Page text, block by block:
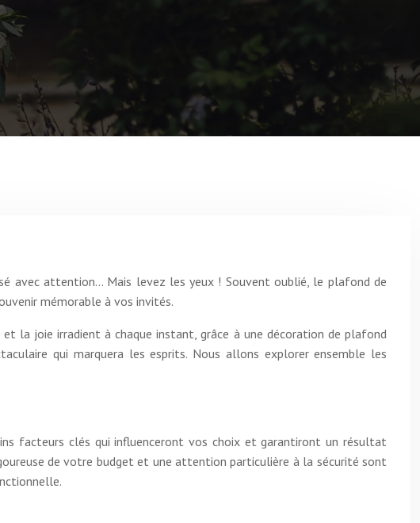
avec attention… Mais levez les yeux ! Souvent oublié, le plafond de
mémorable à vos invités.
la joie irradient à chaque instant, grâce à une décoration de plafond
qui marquera les esprits. Nous allons explorer ensemble les
facteurs clés qui influenceront vos choix et garantiront un résultat
de votre budget et une attention particulière à la sécurité sont